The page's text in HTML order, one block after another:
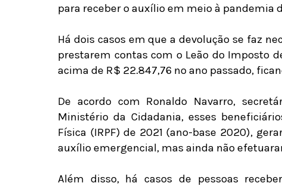
para receber o auxílio em meio à pandemia
Há dois casos em que a devolução se faz
prestarem contas com o Leão do Imposto
acima de R$ 22.847,76 no ano passado,
De acordo com Ronaldo Navarro,
Ministério da Cidadania, esses
Física (IRPF) de 2021 (ano-base 2020),
auxílio emergencial, mas ainda não
Além disso, há casos de pessoas